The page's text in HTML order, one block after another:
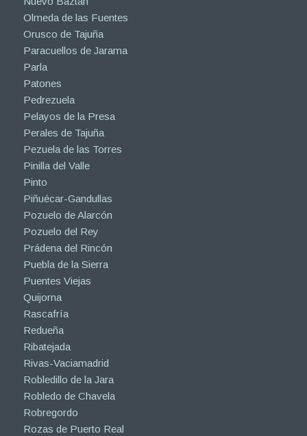
Olmeda de las Fuentes
Orusco de Tajuña
Paracuellos de Jarama
Parla
Patones
Pedrezuela
Pelayos de la Presa
Perales de Tajuña
Pezuela de las Torres
Pinilla del Valle
Pinto
Piñuécar-Gandullas
Pozuelo de Alarcón
Pozuelo del Rey
Prádena del Rincón
Puebla de la Sierra
Puentes Viejas
Quijorna
Rascafría
Redueña
Ribatejada
Rivas-Vaciamadrid
Robledillo de la Jara
Robledo de Chavela
Robregordo
Rozas de Puerto Real